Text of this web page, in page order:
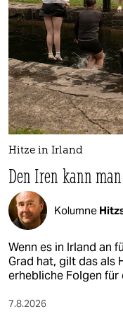
Hitze in Irland
Den Iren kann
Kolumne
Wenn es in Irland an
Grad hat, gilt das als
erhebliche Folgen für
7.8.2026